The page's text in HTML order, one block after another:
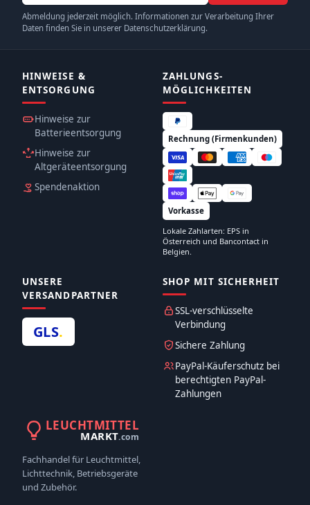
Abmeldung jederzeit möglich. Informationen zur Verarbeitung Ihrer
Daten finden Sie in unserer Datenschutzerklärung.
HINWEISE &
ENTSORGUNG
Hinweise zur
Batterieentsorgung
Hinweise zur
Altgeräteentsorgung
Spendenaktion
ZAHLUNGS­
MÖGLICHKEITEN
Rechnung (Firmenkunden)
Vorkasse
Lokale Zahlarten: EPS in
Österreich und Bancontact in
Belgien.
UNSERE
VERSANDPARTNER
GLS.
SHOP MIT SICHERHEIT
SSL-verschlüsselte
Verbindung
Sichere Zahlung
PayPal-Käuferschutz bei
berechtigten PayPal-
Zahlungen
LEUCHTMITTEL
MARKT.com
Fachhandel für Leuchtmittel,
Lichttechnik, Betriebsgeräte
und Zubehör.